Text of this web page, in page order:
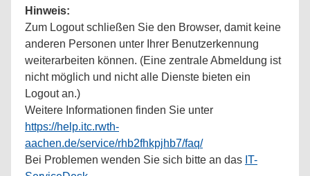
Hinweis:
Zum Logout schließen Sie den Browser, damit keine
anderen Personen unter Ihrer Benutzerkennung
weiterarbeiten können. (Eine zentrale Abmeldung ist
nicht möglich und nicht alle Dienste bieten ein
Logout an.)
Weitere Informationen finden Sie unter
https://help.itc.rwth-
aachen.de/service/rhb2fhkpjhb7/faq/
Bei Problemen wenden Sie sich bitte an das IT-